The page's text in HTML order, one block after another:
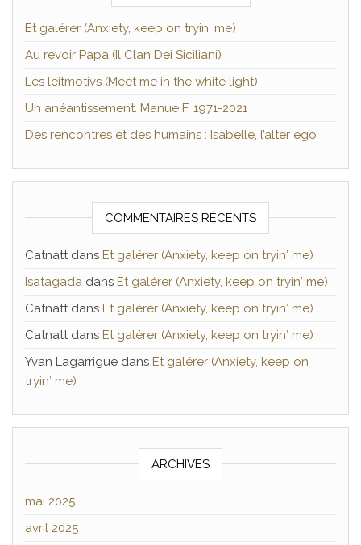
Et galérer (Anxiety, keep on tryin′ me)
Au revoir Papa (Il Clan Dei Siciliani)
Les leitmotivs (Meet me in the white light)
Un anéantissement. Manue F, 1971-2021
Des rencontres et des humains : Isabelle, l’alter ego
COMMENTAIRES RÉCENTS
Catnattdans Et galérer (Anxiety, keep on tryin′ me)
Isatagada dans Et galérer (Anxiety, keep on tryin′ me)
Catnattdans Et galérer (Anxiety, keep on tryin′ me)
Catnattdans Et galérer (Anxiety, keep on tryin′ me)
Yvan Lagarrigue dans Et galérer (Anxiety, keep on
tryin′ me)
ARCHIVES
mai 2025
avril 2025